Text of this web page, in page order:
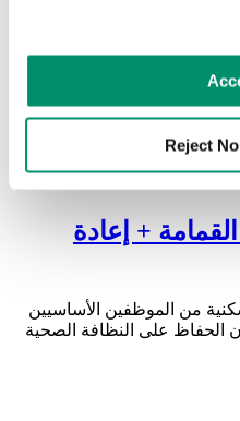
preferences by toggling
Privacy
Reject
وكيف يمكن
نيويورك في إدارة النفايات
وإثراء التربة.
+ إعادة
من الموظفين الأساسيين
الحفاظ على النظافة الصحية